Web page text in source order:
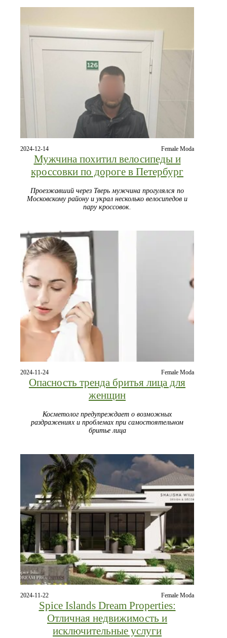
2024-12-14 Female Moda
Мужчина похитил велосипеды и
кроссовки по дороге в Петербург
Проезжавший через Тверь мужчина прогулялся по
Московскому району и украл несколько велосипедов и
пару кроссовок.
2024-11-24 Female Moda
Опасность тренда бритья лица для
женщин
Косметолог предупреждает о возможных
раздражениях и проблемах при самостоятельном
бритье лица
2024-11-22 Female Moda
Spice Islands Dream Properties:
Отличная недвижимость и
исключительные услуги